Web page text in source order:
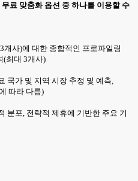
료 맞춤화 옵션 중 하나를 이용할 수
개사)에 대한 종합적인 프로파일링
(최대 3개사)
국가 및 지역 시장 추정 및 예측,
따라 다름)
분포, 전략적 제휴에 기반한 주요 기